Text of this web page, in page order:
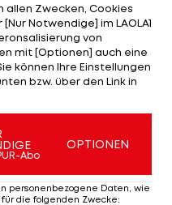
kassiert immer nur
weit weg. Deshalb
Und er weiß, dass er
er in den
oft genug bewiesen."
in der
dem ersten Master-
allen Zwecken, Cookies
Notwendige] im LAOLA1
von
mit [Optionen] auch eine
können Ihre Einstellungen
bzw. über den Link in
Abo
OPTIONEN
personenbezogene Daten, wie
die folgenden Zwecke: